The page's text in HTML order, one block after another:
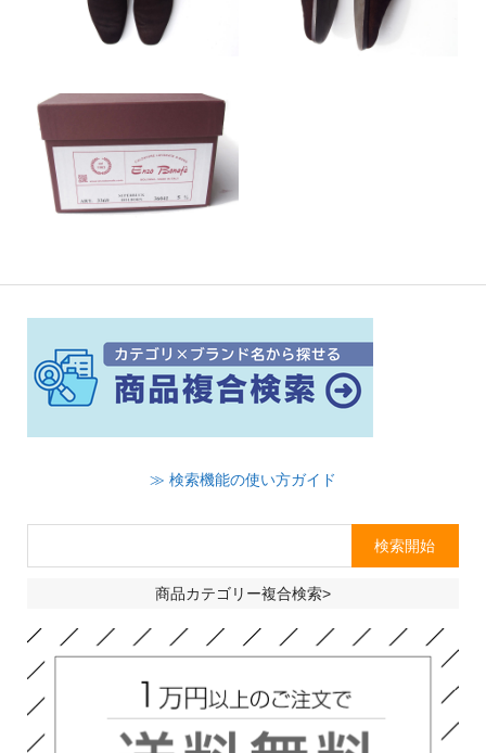
≫ 検索機能の使い方ガイド
商品カテゴリー複合検索>